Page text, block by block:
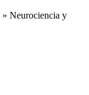
» Neurociencia y